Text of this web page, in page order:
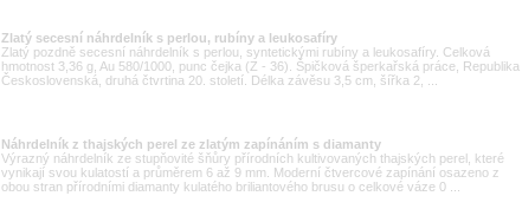
Zlatý secesní náhrdelník s perlou, rubíny a leukosafíry
Zlatý pozdně secesní náhrdelník s perlou, syntetickými rubíny a leukosafíry. Celková
hmotnost 3,36 g, Au 580/1000, punc čejka (Z - 36). Špičková šperkařská práce, Republika
Československá, druhá čtvrtina 20. století. Délka závěsu 3,5 cm, šířka 2, ...
Náhrdelník z thajských perel ze zlatým zapínáním s diamanty
Výrazný náhrdelník ze stupňovité šňůry přírodních kultivovaných thajských perel, které
vynikají svou kulatostí a průměrem 6 až 9 mm. Moderní čtvercové zapínání osazeno z
obou stran přírodními diamanty kulatého briliantového brusu o celkové váze 0 ...